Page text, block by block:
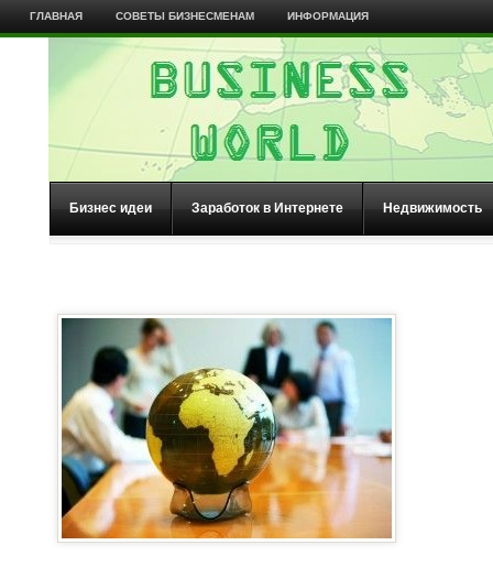
ГЛАВНАЯ СОВЕТЫ БИЗНЕСМЕНАМ ИНФОРМАЦИЯ
Бизнес идеи Заработок в Интернете Недвижимость